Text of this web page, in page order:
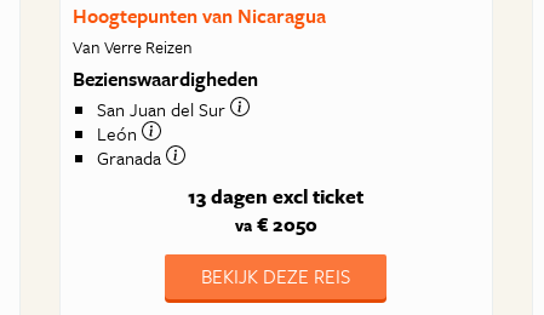
Hoogtepunten van Nicaragua
Van Verre Reizen
Bezienswaardigheden
San Juan del Sur
León
Granada
13 dagen excl ticket
va€ 2050
BEKIJK DEZE REIS